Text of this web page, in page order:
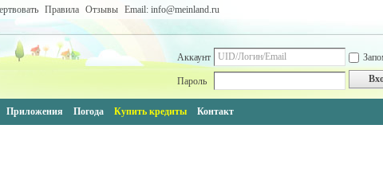
Правила Отзывы Email: info@meinland.ru
Аккаунт
Пароль
Приложения Погода Купить кредиты Контакт